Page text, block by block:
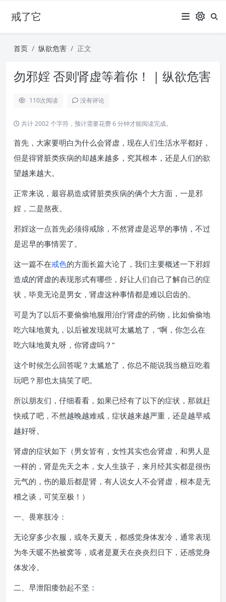
戒了它
首页 纵欲危害 正文
勿邪婬 否则肾虚等着你！ | 纵欲危害
110次阅读 没有评论
共计 2002 个字符，预计需要花费 6 分钟才能阅读完成。
首先，大家要明白为什么会肾虚，现在人们生活水平都好，
但是得肾脏类疾病的却越来越多，究其根本，还是人们的欲
望越来越大。
正常来说，最容易造成肾脏类疾病的俩个大方面，一是邪
婬，二是熬夜。
邪婬这一点首先必须得戒除，不然肾虚是迟早的事情，不过
是迟早的事情罢了。
这一篇不在戒色的方面长篇大论了，我们主要概述一下邪婬
造成的肾虚的表现形式有哪些，好让人们自己了解自己的症
状，毕竟无论是男女，肾虚这种事情都是难以启齿的。
可是为了以后不要偷偷地服用治疗肾虚的药物，比如偷偷地
吃六味地黄丸，以后被发现就可太尴尬了，“啊，你怎么在
吃六味地黄丸呀，你肾虚吗？”
这个时候怎么回答呢？太尴尬了，你总不能说我当糖豆吃着
玩吧？那也太搞笑了吧。
所以朋友们，仔细看看，如果已经有了以下的症状，那就赶
快戒了吧，不然越晚越难戒，症状越来越严重，还是越早戒
越好呀。
肾虚的症状如下（男女皆有，女性其实也会肾虚，和男人是
一样的，肾是先天之本，女人生孩子，来月经其实都是很伤
元气的，伤的最后都是肾，有人说女人不会肾虚，根本是无
稽之谈，可笑至极！）
一、畏寒肢冷：
无论穿多少衣服，或冬天夏天，都感觉身体发冷，通常表现
为冬天暖不热被窝等，或者是夏天在炎炎烈日下，还感觉身
体发冷。
二、早泄阳痿勃起不坚：